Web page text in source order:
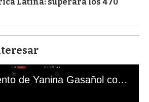
El mal momento de Yanina Gasañol con un hincha argentino en "Subrayado"